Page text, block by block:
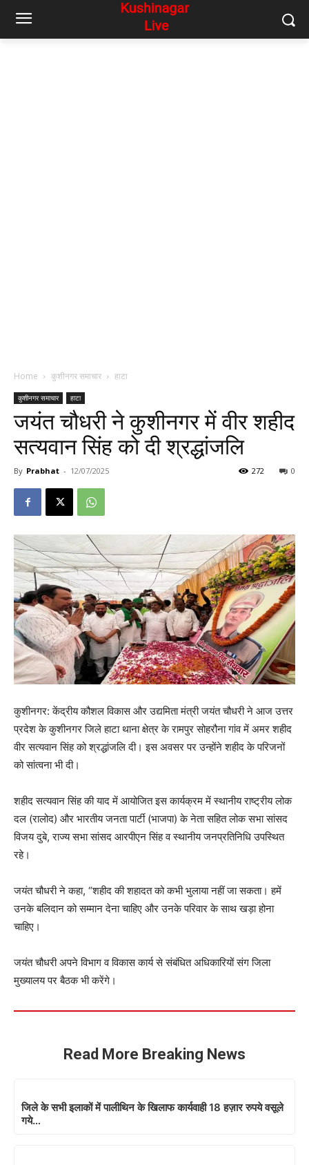
Home कुशीनगर समाचार हाटा
कुशीनगर समाचार हाटा
जयंत चौधरी ने कुशीनगर में वीर शहीद
सत्यवान सिंह को दी श्रद्धांजलि
By Prabhat - 12/07/2025 0
272
कुशीनगर: केंद्रीय कौशल विकास और उद्यमिता मंत्री जयंत चौधरी ने आज उत्तर
प्रदेश के कुशीनगर जिले हाटा थाना क्षेत्र के रामपुर सोहरौना गांव में अमर शहीद
वीर सत्यवान सिंह को श्रद्धांजलि दी। इस अवसर पर उन्होंने शहीद के परिजनों
को सांत्वना भी दी।
शहीद सत्यवान सिंह की याद में आयोजित इस कार्यक्रम में स्थानीय राष्ट्रीय लोक
दल (रालोद) और भारतीय जनता पार्टी (भाजपा) के नेता सहित लोक सभा सांसद
विजय दुबे, राज्य सभा सांसद आरपीएन सिंह व स्थानीय जनप्रतिनिधि उपस्थित
रहे।
जयंत चौधरी ने कहा, “शहीद की शहादत को कभी भुलाया नहीं जा सकता। हमें
उनके बलिदान को सम्मान देना चाहिए और उनके परिवार के साथ खड़ा होना
चाहिए।
जयंत चौधरी अपने विभाग व विकास कार्य से संबंधित अधिकारियों संग जिला
मुख्यालय पर बैठक भी करेंगे।
Read More Breaking News
जिले के सभी इलाकों में पालीथिन के खिलाफ कार्यवाही 18 हज़ार रुपये वसूले
गये…